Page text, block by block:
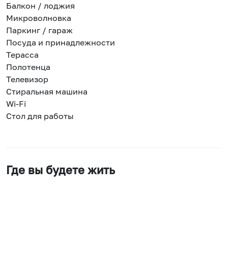
Балкон / лоджия
Микроволновка
Паркинг / гараж
Посуда и принадлежности
Терасса
Полотенца
Телевизор
Стиральная машина
Wi-Fi
Стол для работы
Где вы будете жить